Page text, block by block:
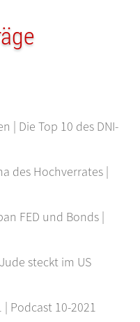
| Die Top 10 des DNI-
des Hochverrates |
FED und Bonds |
steckt im US
Podcast 10-2021